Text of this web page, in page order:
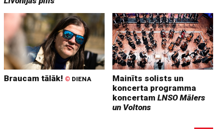
Braucam tālāk! © DIENA
Mainīts solists un
koncerta programma
koncertamLNSO Mālers
un Voltons